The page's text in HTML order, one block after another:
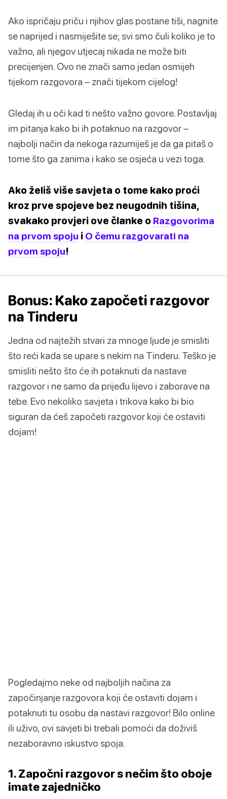
Ako ispričaju priču i njihov glas postane tiši, nagnite
se naprijed i nasmiješite se; svi smo čuli koliko je to
važno, ali njegov utjecaj nikada ne može biti
precijenjen. Ovo ne znači samo jedan osmijeh
tijekom razgovora – znači tijekom cijelog!
Gledaj ih u oči kad ti nešto važno govore. Postavljaj
im pitanja kako bi ih potaknuo na razgovor –
najbolji način da nekoga razumiješ je da ga pitaš o
tome što ga zanima i kako se osjeća u vezi toga.
Ako želiš više savjeta o tome kako proći
kroz prve spojeve bez neugodnih tišina,
svakako provjeri ove članke o Razgovorima
na prvom spoju i O čemu razgovarati na
prvom spoju!
Bonus: Kako započeti razgovor
na Tinderu
Jedna od najtežih stvari za mnoge ljude je smisliti
što reći kada se upare s nekim na Tinderu. Teško je
smisliti nešto što će ih potaknuti da nastave
razgovor i ne samo da prijeđu lijevo i zaborave na
tebe. Evo nekoliko savjeta i trikova kako bi bio
siguran da ćeš započeti razgovor koji će ostaviti
dojam!
Pogledajmo neke od najboljih načina za
započinjanje razgovora koji će ostaviti dojam i
potaknuti tu osobu da nastavi razgovor! Bilo online
ili uživo, ovi savjeti bi trebali pomoći da doživiš
nezaboravno iskustvo spoja.
1. Započni razgovor s nečim što oboje
imate zajedničko